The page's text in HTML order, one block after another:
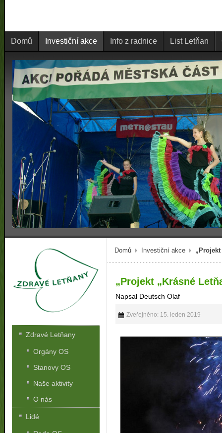
Domů Investiční akce Info z radnice List Letňan
Domů Investiční akce
„Projekt „Krásné
Napsal Deutsch Olaf
Zveřejněno: 15. leden 2019
Zdravé Letňany
Orgány OS
Stanovy OS
Naše aktivity
O nás
Lidé